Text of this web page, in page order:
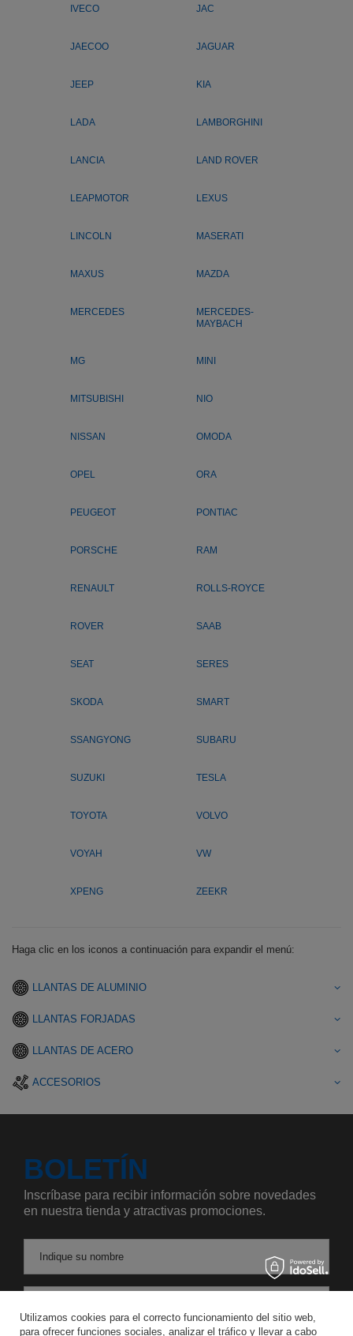
IVECO JAC
JAECOO JAGUAR
JEEP KIA
LADA LAMBORGHINI
LANCIA LAND ROVER
LEAPMOTOR LEXUS
LINCOLN MASERATI
MAXUS MAZDA
MERCEDES
MERCEDES-
MAYBACH
MG MINI
MITSUBISHI NIO
NISSAN OMODA
OPEL ORA
PEUGEOT PONTIAC
PORSCHE RAM
RENAULT ROLLS-ROYCE
ROVER SAAB
SEAT SERES
SKODA SMART
SSANGYONG SUBARU
SUZUKI TESLA
TOYOTA VOLVO
VOYAH VW
XPENG ZEEKR
Haga clic en los iconos a continuación para expandir el menú:
LLANTAS DE ALUMINIO
LLANTAS FORJADAS
LLANTAS DE ACERO
ACCESORIOS
BOLETÍN
Inscríbase para recibir información sobre novedades
en nuestra tienda y atractivas promociones.
Indique su nombre
Utilizamos cookies para el correcto funcionamiento del sitio web,
para ofrecer funciones sociales, analizar el tráfico y llevar a cabo